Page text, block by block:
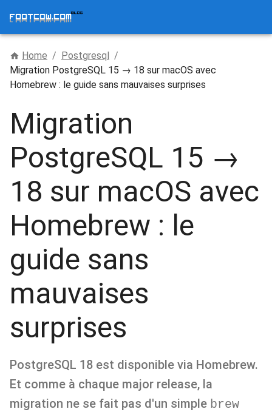
Home / Postgresql /
Migration PostgreSQL 15 → 18 sur macOS avec
Homebrew : le guide sans mauvaises surprises
Migration
PostgreSQL 15 →
18 sur macOS avec
Homebrew : le
guide sans
mauvaises
surprises
PostgreSQL 18 est disponible via Homebrew.
Et comme à chaque major release, la
migration ne se fait pas d'un simple brew